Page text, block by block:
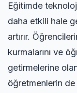
Eğitimde
daha etkili hale
artırır.
kurmalarını ve
getirmelerine
öğretmenlerin